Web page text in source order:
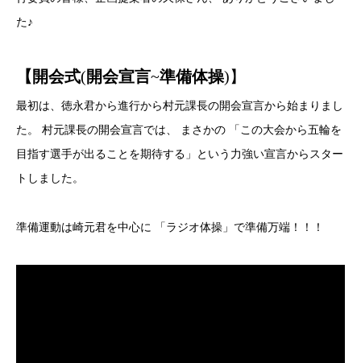
た♪
【開会式(開会宣言~準備体操)】
最初は、徳永君から進行から村元課長の開会宣言から始まりまし
た。 村元課長の開会宣言では、 まさかの 「この大会から五輪を
目指す選手が出ることを期待する」という力強い宣言からスター
トしました。
準備運動は崎元君を中心に 「ラジオ体操」で準備万端！！！